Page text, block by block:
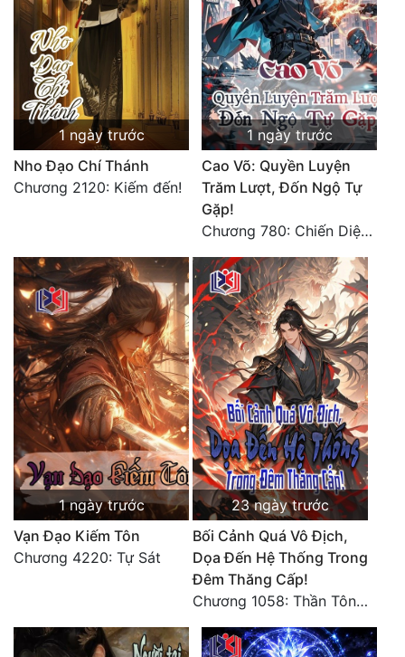
Tu Chân
Tu Tiên
Tội Phạm
Vô Địch
Võ Hiệp
Xuyên Nhanh
Xuyên Sách
Xuyên Thư
Điền Văn
Đô Thị
Đông Phương
Đông Phương Huyền Huyễn
Đồng Nhân
Ngự Thú
1 ngày trước
Nho Đạo Chí Thánh
Chương 2120: Kiếm đến!
1 ngày trước
Cao Võ: Quyền Luyện
Trăm Lượt, Đốn Ngộ Tự
Gặp!
Chương 780: Chiến Diệp Nhất Tâm (3)
1 ngày trước
Vạn Đạo Kiếm Tôn
Chương 4220: Tự Sát
23 ngày trước
Bối Cảnh Quá Vô Địch,
Dọa Đến Hệ Thống Trong
Đêm Thăng Cấp!
Chương 1058: Thần Tôn vây giết, một kiếm bêu đầu, liều mạng một lần!